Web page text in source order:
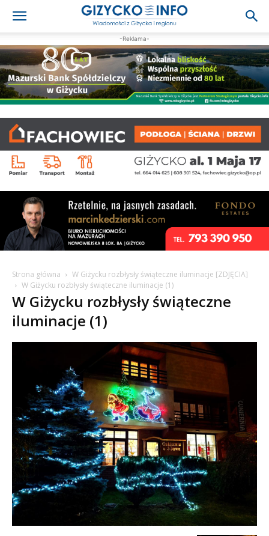
-Reklama-
Strona główna
W Giżycku rozbłysły świąteczne iluminacje [ZDJĘCIA]
W Giżycku rozbłysły świąteczne iluminacje (1)
W Giżycku rozbłysły świąteczne
iluminacje (1)